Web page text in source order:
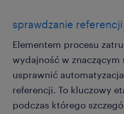
sprawdzanie referencji
Elementem procesu
wydajność w znaczącym
usprawnić
referencji. To kluczowy
podczas którego